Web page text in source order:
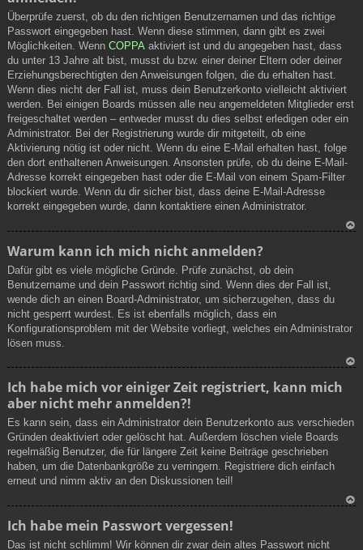
Überprüfe zuerst, ob du den richtigen Benutzernamen und das richtige
Passwort eingegeben hast. Wenn diese stimmen, dann gibt es zwei
Möglichkeiten. Wenn COPPA aktiviert ist und du angegeben hast, dass
du unter 13 Jahre alt bist, musst du bzw. einer deiner Eltern oder deiner
Erziehungsberechtigten den Anweisungen folgen, die du erhalten hast.
Wenn dies nicht der Fall ist, muss dein Benutzerkonto vielleicht aktiviert
werden. Bei einigen Boards müssen alle neu angemeldeten Mitglieder erst
freigeschaltet werden – entweder musst du dies selbst erledigen oder ein
Administrator. Bei der Registrierung wurde dir mitgeteilt, ob eine
Aktivierung nötig ist oder nicht. Wenn du eine E-Mail erhalten hast, folge
den dort enthaltenen Anweisungen. Ansonsten prüfe, ob du deine E-Mail-
Adresse korrekt eingegeben hast oder die E-Mail von einem Spam-Filter
blockiert wurde. Wenn du dir sicher bist, dass deine E-Mail-Adresse
korrekt eingegeben wurde, dann kontaktiere einen Administrator.
Warum kann ich mich nicht anmelden?
Dafür gibt es viele mögliche Gründe. Prüfe zunächst, ob dein
Benutzername und dein Passwort richtig sind. Wenn dies der Fall ist,
wende dich an einen Board-Administrator, um sicherzugehen, dass du
nicht gesperrt wurdest. Es ist ebenfalls möglich, dass ein
Konfigurationsproblem mit der Website vorliegt, welches ein Administrator
lösen muss.
ob
Ich habe mich vor einiger Zeit registriert, kann mich
aber nicht mehr anmelden?!
Es kann sein, dass ein Administrator dein Benutzerkonto aus verschieden
Gründen deaktiviert oder gelöscht hat. Außerdem löschen viele Boards
regelmäßig Benutzer, die für längere Zeit keine Beiträge geschrieben
haben, um die Datenbankgröße zu verringern. Registriere dich einfach
erneut und nimm aktiv an den Diskussionen teil!
Ich habe mein Passwort vergessen!
Das ist nicht schlimm! Wir können dir zwar dein altes Passwort nicht